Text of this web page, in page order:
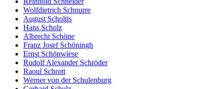
Wolfdietrich Schnurre
August Scholtis
Hans Scholz
Albrecht Schöne
Franz Josef Schöningh
Ernst Schönwiese
Rudolf Alexander Schröder
Raoul Schrott
Werner von der Schulenburg